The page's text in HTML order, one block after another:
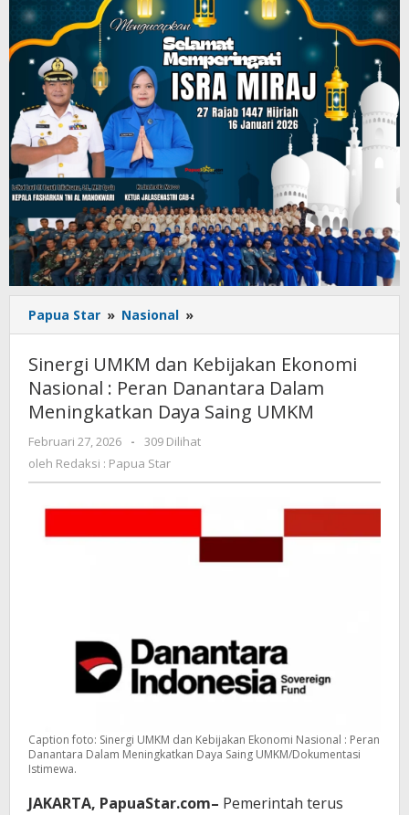
Papua Star » Nasional »
UMKM
Kebijakan
Ekonomi
Nasional
Peran
Dalam
Meningkatkan
UMKM
Sinergi UMKM dan Kebijakan Ekonomi
Nasional : Peran Danantara Dalam
Meningkatkan Daya Saing UMKM
Februari 27, 2026
oleh
Redaksi
Star
-
309 Dilihat
oleh Redaksi : Papua Star
Caption foto: Sinergi UMKM dan Kebijakan Ekonomi Nasional : Peran
Danantara Dalam Meningkatkan Daya Saing UMKM/Dokumentasi
Istimewa.
JAKARTA, PapuaStar.com– Pemerintah terus